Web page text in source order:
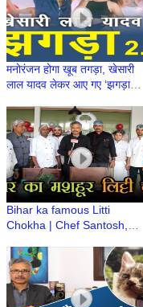
मनोरंजन होगा खूब तगड़ा, खेसारी
लाल यादव लेकर आए गए ‘झगड़ा
Interview
Bihar ka famous Litti
Chokha | Chef Santosh,
The Food Genre